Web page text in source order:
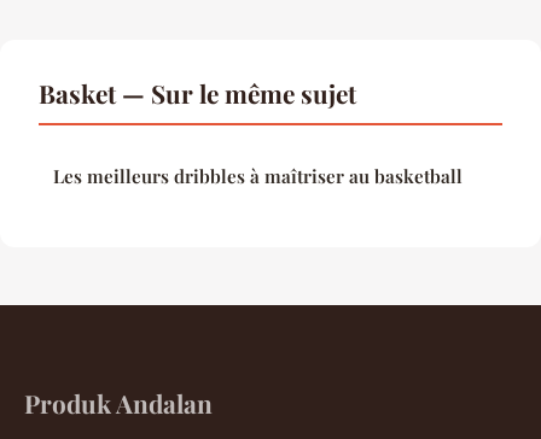
Basket — Sur le même sujet
Les meilleurs dribbles à maîtriser au basketball
Produk Andalan